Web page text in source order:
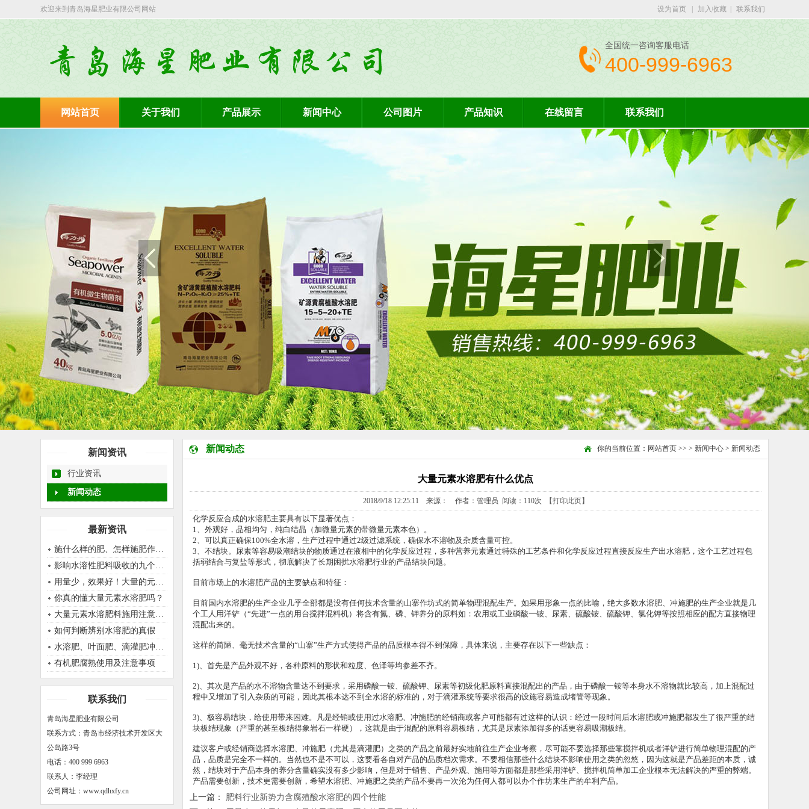
欢迎来到青岛海星肥业有限公司网站 设为首页 加入收藏 联系我们
全国统一咨询客服电话
400-999-6963
网站首页 关于我们 产品展示 新闻中心 公司图片 产品知识 在线留言 联系我们
新闻资讯
行业资讯
新闻动态
最新资讯
施什么样的肥、怎样施肥作物才能生长的好呢？
影响水溶性肥料吸收的九个因素
用量少，效果好！大量的元素肥，原来使用是正确的！
你真的懂大量元素水溶肥吗？
大量元素水溶肥料施用注意事项
如何判断辨别水溶肥的真假
水溶肥、叶面肥、滴灌肥冲施肥之间有什么区别
有机肥腐熟使用及注意事项
联系我们
青岛海星肥业有限公司
联系方式：青岛市经济技术开发区大
公岛路3号
电话：400 999 6963
联系人：李经理
公司网址：www.qdhxfy.cn
新闻动态 你的当前位置： 网站首页 >> > 新闻中心 > 新闻动态
大量元素水溶肥有什么优点
2018/9/18 12:25:11 来源： 作者：管理员 阅读： 110次 【打印此页】
化学反应合成的水溶肥主要具有以下显著优点：
1、外观好，品相均匀，纯白结晶（加微量元素的带微量元素本色）。
2、可以真正确保100%全水溶，生产过程中通过2级过滤系统，确保水不溶物及杂质含量可控。
3、不结块。尿素等容易吸潮结块的物质通过在液相中的化学反应过程，多种营养元素通过特殊的工艺条件和化学反应过程直接反应生产出水溶肥，这个工艺过程包
括弱结合与复盐等形式，彻底解决了长期困扰水溶肥行业的产品结块问题。
目前市场上的水溶肥产品的主要缺点和特征：
目前国内水溶肥的生产企业几乎全部都是没有任何技术含量的山寨作坊式的简单物理混配生产。如果用形象一点的比喻，绝大多数水溶肥、冲施肥的生产企业就是几
个工人用洋铲（“先进”一点的用台搅拌混料机）将含有氮、磷、钾养分的原料如：农用或工业磷酸一铵、尿素、硫酸铵、硫酸钾、氯化钾等按照相应的配方直接物理
混配出来的。
这样的简陋、毫无技术含量的“山寨”生产方式使得产品的品质根本得不到保障，具体来说，主要存在以下一些缺点：
1)、首先是产品外观不好，各种原料的形状和粒度、色泽等均参差不齐。
2)、其次是产品的水不溶物含量达不到要求，采用磷酸一铵、硫酸钾、尿素等初级化肥原料直接混配出的产品，由于磷酸一铵等本身水不溶物就比较高，加上混配过
程中又增加了引入杂质的可能，因此其根本达不到全水溶的标准的，对于滴灌系统等要求很高的设施容易造成堵管等现象。
3)、极容易结块，给使用带来困难。凡是经销或使用过水溶肥、冲施肥的经销商或客户可能都有过这样的认识：经过一段时间后水溶肥或冲施肥都发生了很严重的结
块板结现象（严重的甚至板结得象岩石一样硬），这就是由于混配的原料容易板结，尤其是尿素添加得多的话更容易吸潮板结。
建议客户或经销商选择水溶肥、冲施肥（尤其是滴灌肥）之类的产品之前最好实地前往生产企业考察，尽可能不要选择那些靠搅拌机或者洋铲进行简单物理混配的产
品，品质是完全不一样的。当然也不是不可以，这要看各自对产品的品质档次需求。不要相信那些什么结块不影响使用之类的忽悠，因为这就是产品差距的本质，诚
然，结块对于产品本身的养分含量确实没有多少影响，但是对于销售、产品外观、施用等方面都是那些采用洋铲、搅拌机简单加工企业根本无法解决的严重的弊端。
产品需要创新，技术更需要创新，希望水溶肥、冲施肥之类的产品不要再一次沦为任何人都可以办个作坊来生产的牟利产品。
上一篇： 肥料行业新势力含腐殖酸水溶肥的四个性能